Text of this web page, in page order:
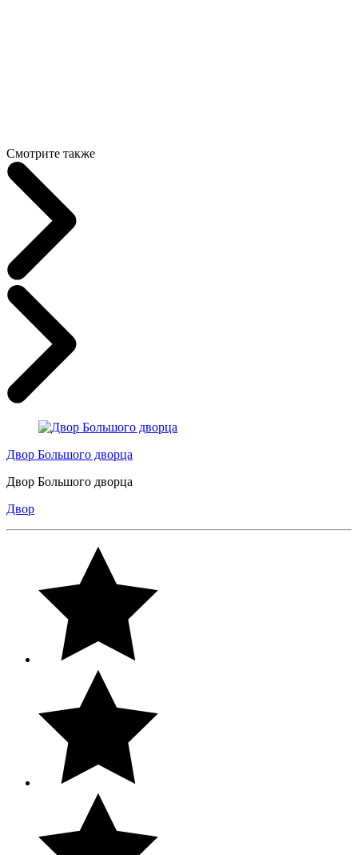
Смотрите также
Двор Большого дворца
Двор Большого дворца
Двор